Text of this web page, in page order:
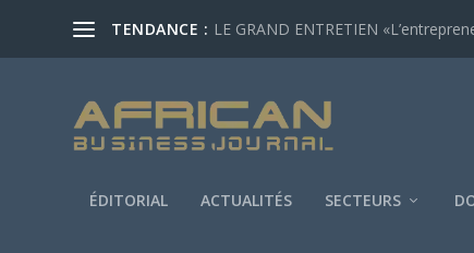
TENDANCE : LE GRAND ENTRETIEN
ÉDITORIAL ACTUALITÉS SECTEURS